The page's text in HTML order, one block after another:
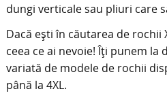
dungi verticale sau pliuri care
Dacă ești în căutarea de rochii
ceea ce ai nevoie! Îți punem la
variată de modele de rochii
până la 4XL.